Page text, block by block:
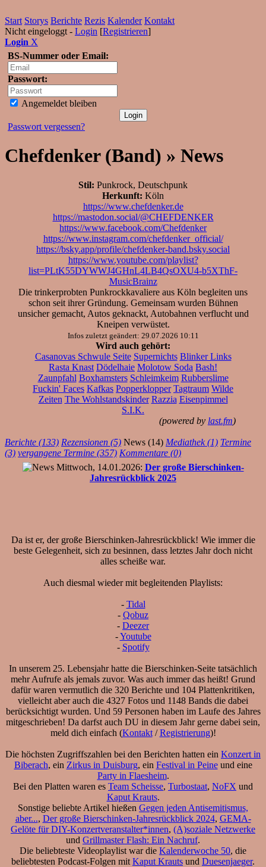
Start Storys Berichte Rezis Kalender Kontakt
Nicht eingeloggt - Login [Registrieren]
Login X
BS-Nummer oder Email:
Passwort:
Angemeldet bleiben
Passwort vergessen?
Chefdenker (Band) » News
Stil: Punkrock, Deutschpunk
Herkunft: Köln
https://www.chefdenker.de
https://mastodon.social/@CHEFDENKER
https://www.facebook.com/Chefdenker
https://www.instagram.com/chefdenker_official/
https://bsky.app/profile/chefdenker-band.bsky.social
https://www.youtube.com/playlist?
list=PLtK55DYWWJ4GHnL4LB4QsOXU4-b5XThF-
MusicBrainz
Die trinkerprobten Punkrockkavaliere aus Köln begleiten uns
schon seit ihrer Gründung. Gemeinsam wurden Bühnen
unsicher gemacht, Autos geknackt, Autobahnen verflucht und
Kneipen verwüstet.
Infos zuletzt geändert: 29.07.2026 10:11
Wird auch gehört:
Casanovas Schwule Seite Supernichts Blinker Links
Rasta Knast Dödelhaie Molotow Soda Bash!
Zaunpfahl Boxhamsters Schleimkeim Rubberslime
Fuckin' Faces Kafkas Popperklopper Tagtraum Wilde
Zeiten The Wohlstandskinder Razzia Eisenpimmel
S.I.K.
(powered by last.fm)
Berichte (133) Rezensionen (5) News (14) Mediathek (1) Termine
(3) vergangene Termine (357) Kommentare (0)
Mittwoch, 14.01.2026: Der große Bierschinken-
Jahresrückblick 2025
Da ist er, der große Bierschinken-Jahresrückblick! Wie immer die
beste Gelegenheit, sich zu besinnen, dass letztes Jahr doch nicht
alles scheiße war.
Auch diesmal wieder mit begleitenden Playlists:
- Tidal
- Qobuz
- Deezer
-Youtube
- Spotify
In unserem 25. Lebensjahr hatte die Bierschinken-Seite tatsächlich
mehr Aufrufe als jemals zuvor. Was auch immer das heißt! Grund
dafür waren vermutlich die 320 Berichte und 104 Plattenkritiken,
vielleicht aber auch die 4327 Fotos und 1148 Bands die dabei
berücksichtigt wurden. Und 59 Personen haben im Laufe des Jahres
mitgeschrieben! Da darfst auch DU in diesem Jahr gerne dabei sein,
meld dich einfach (Kontakt/Registrierung)!
Die höchsten Zugriffszahlen bei den Berichten hatten ein Konzert in
Biberach, ein Zirkus in Duisburg, ein Festival in Peineund eine
Party in Flaesheim.
Bei den Platten waren es Team Scheisse, Turbostaat, NoFX und
Kaput Krauts.
Sonstige beliebte Artikel hießen Gegen jeden Antisemitismus,
aber..., Der große Bierschinken-Jahresrückblick 2024, GEMA-
Gelöte für DIY-Konzertveranstalter*innen, (A)soziale Netzwerke
und Grillmaster Flash: Ein Nachruf.
Die beliebteste Videoplaylist war die Kalenderwoche 50, die
beliebtesten Podcast-Folgen mit Kaput Krauts und Duesenjaeger.